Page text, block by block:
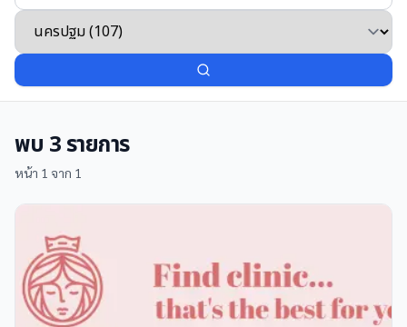
พบ 3รายการ
หน้า 1 จาก 1